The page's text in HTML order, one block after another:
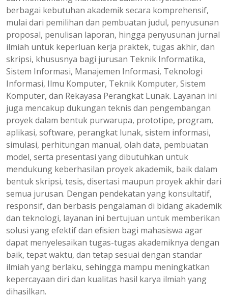
berbagai kebutuhan akademik secara komprehensif,
mulai dari pemilihan dan pembuatan judul, penyusunan
proposal, penulisan laporan, hingga penyusunan jurnal
ilmiah untuk keperluan kerja praktek, tugas akhir, dan
skripsi, khususnya bagi jurusan Teknik Informatika,
Sistem Informasi, Manajemen Informasi, Teknologi
Informasi, Ilmu Komputer, Teknik Komputer, Sistem
Komputer, dan Rekayasa Perangkat Lunak. Layanan ini
juga mencakup dukungan teknis dan pengembangan
proyek dalam bentuk purwarupa, prototipe, program,
aplikasi, software, perangkat lunak, sistem informasi,
simulasi, perhitungan manual, olah data, pembuatan
model, serta presentasi yang dibutuhkan untuk
mendukung keberhasilan proyek akademik, baik dalam
bentuk skripsi, tesis, disertasi maupun proyek akhir dari
semua jurusan. Dengan pendekatan yang konsultatif,
responsif, dan berbasis pengalaman di bidang akademik
dan teknologi, layanan ini bertujuan untuk memberikan
solusi yang efektif dan efisien bagi mahasiswa agar
dapat menyelesaikan tugas-tugas akademiknya dengan
baik, tepat waktu, dan tetap sesuai dengan standar
ilmiah yang berlaku, sehingga mampu meningkatkan
kepercayaan diri dan kualitas hasil karya ilmiah yang
dihasilkan.